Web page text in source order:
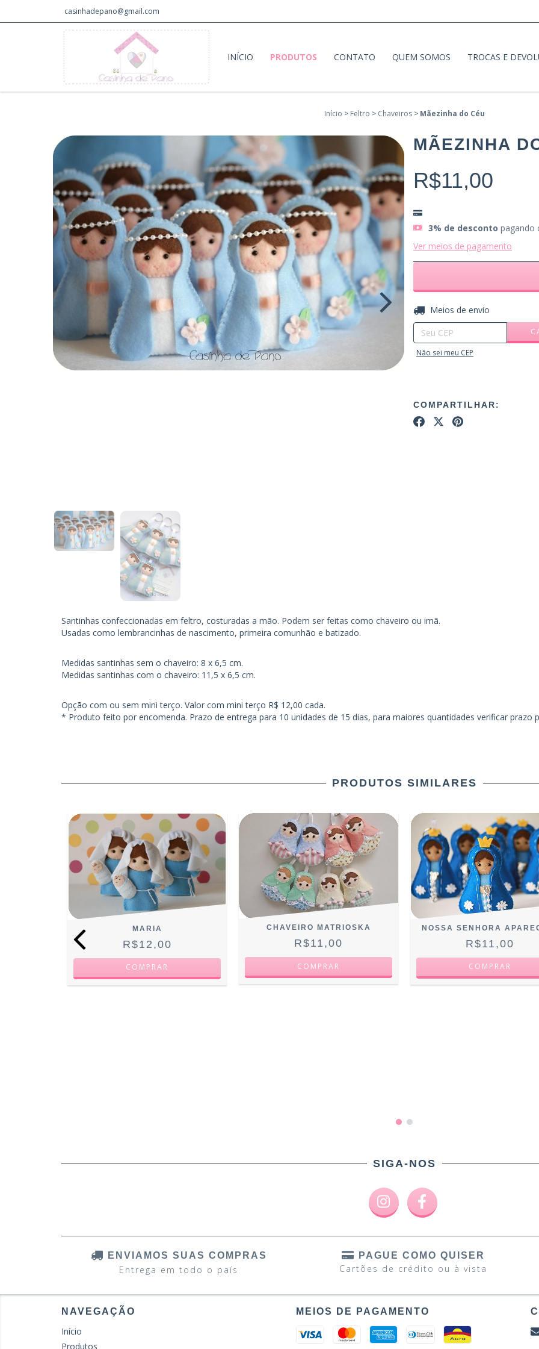
casinhadepano@gmail.com
INÍCIO PRODUTOS CONTATO QUEM SOMOS TROCAS E
Início > Feltro > Chaveiros > Mãezinha do Céu
MÃEZINHA
R$11,00
3% de desconto pagando
Ver meios de pagamento
Entregas para o CEP:
Meios de envio
Não sei meu CEP
COMPARTILHAR:
Santinhas confeccionadas em feltro, costuradas a mão. Podem ser feitas como chaveiro ou imã.
Usadas como lembrancinhas de nascimento, primeira comunhão e batizado.
Medidas santinhas sem o chaveiro: 8 x 6,5 cm.
Medidas santinhas com o chaveiro: 11,5 x 6,5 cm.
Opção com ou sem mini terço. Valor com mini terço R$ 12,00 cada.
* Produto feito por encomenda. Prazo de entrega para 10 unidades de 15 dias, para maiores quantidades verificar prazo
PRODUTOS SIMILARES
MARIA
R$12,00
CHAVEIRO MATRIOSKA
R$11,00
NOSSA SENHORA
R$11,00
SIGA-NOS
ENVIAMOS SUAS COMPRAS
Entrega em todo o país
PAGUE COMO QUISER
Cartões de crédito ou à vista
NAVEGAÇÃO
Início
Produtos
MEIOS DE PAGAMENTO